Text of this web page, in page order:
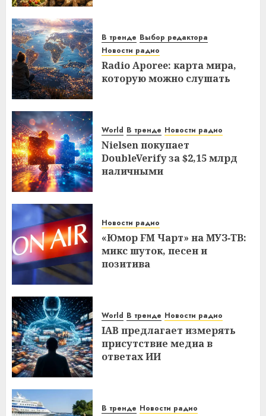
В тренде Выбор редактора
Новости радио
Radio Aporee: карта мира,
которую можно слушать
World В тренде Новости радио
Nielsen покупает
DoubleVerify за $2,15 млрд
наличными
Новости радио
«Юмор FM Чарт» на МУЗ‑ТВ:
микс шуток, песен и
позитива
World В тренде Новости радио
IAB предлагает измерять
присутствие медиа в
ответах ИИ
В тренде Новости радио